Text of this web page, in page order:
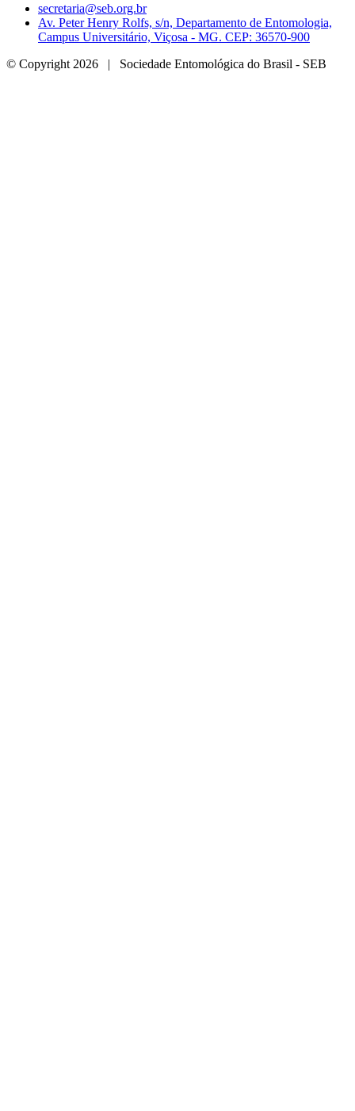
secretaria@seb.org.br
Av. Peter Henry Rolfs, s/n, Departamento de Entomologia,
Campus Universitário, Viçosa - MG. CEP: 36570-900
© Copyright 2026 | Sociedade Entomológica do Brasil - SEB